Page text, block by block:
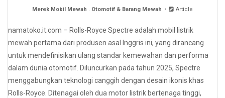
Merek Mobil Mewah . Otomotif & Barang Mewah Article
namatoko.it.com – Rolls-Royce Spectre adalah mobil listrik
mewah pertama dari produsen asal Inggris ini, yang dirancang
untuk mendefinisikan ulang standar kemewahan dan performa
dalam dunia otomotif. Diluncurkan pada tahun 2025, Spectre
menggabungkan teknologi canggih dengan desain ikonis khas
Rolls-Royce. Ditenagai oleh dua motor listrik bertenaga tinggi,